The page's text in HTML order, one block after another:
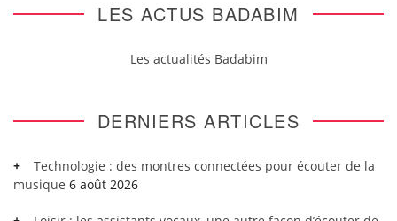
LES ACTUS BADABIM
Les actualités Badabim
DERNIERS ARTICLES
Technologie : des montres connectées pour écouter de la
musique 6 août 2026